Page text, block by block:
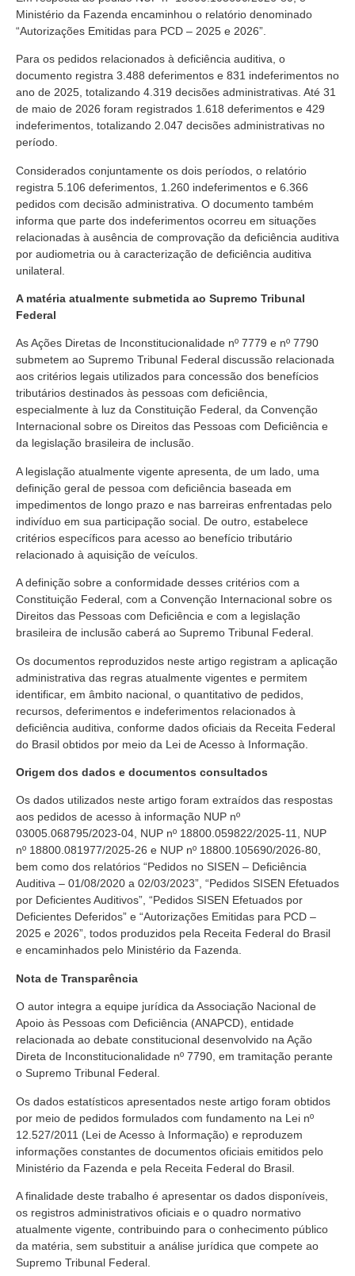
Ministério da Fazenda encaminhou o relatório denominado
“Autorizações Emitidas para PCD – 2025 e 2026”.
Para os pedidos relacionados à deficiência auditiva, o
documento registra 3.488 deferimentos e 831 indeferimentos no
ano de 2025, totalizando 4.319 decisões administrativas. Até 31
de maio de 2026 foram registrados 1.618 deferimentos e 429
indeferimentos, totalizando 2.047 decisões administrativas no
período.
Considerados conjuntamente os dois períodos, o relatório
registra 5.106 deferimentos, 1.260 indeferimentos e 6.366
pedidos com decisão administrativa. O documento também
informa que parte dos indeferimentos ocorreu em situações
relacionadas à ausência de comprovação da deficiência auditiva
por audiometria ou à caracterização de deficiência auditiva
unilateral.
A matéria atualmente submetida ao Supremo Tribunal
Federal
As Ações Diretas de Inconstitucionalidade nº 7779 e nº 7790
submetem ao Supremo Tribunal Federal discussão relacionada
aos critérios legais utilizados para concessão dos benefícios
tributários destinados às pessoas com deficiência,
especialmente à luz da Constituição Federal, da Convenção
Internacional sobre os Direitos das Pessoas com Deficiência e
da legislação brasileira de inclusão.
A legislação atualmente vigente apresenta, de um lado, uma
definição geral de pessoa com deficiência baseada em
impedimentos de longo prazo e nas barreiras enfrentadas pelo
indivíduo em sua participação social. De outro, estabelece
critérios específicos para acesso ao benefício tributário
relacionado à aquisição de veículos.
A definição sobre a conformidade desses critérios com a
Constituição Federal, com a Convenção Internacional sobre os
Direitos das Pessoas com Deficiência e com a legislação
brasileira de inclusão caberá ao Supremo Tribunal Federal.
Os documentos reproduzidos neste artigo registram a aplicação
administrativa das regras atualmente vigentes e permitem
identificar, em âmbito nacional, o quantitativo de pedidos,
recursos, deferimentos e indeferimentos relacionados à
deficiência auditiva, conforme dados oficiais da Receita Federal
do Brasil obtidos por meio da Lei de Acesso à Informação.
Origem dos dados e documentos consultados
Os dados utilizados neste artigo foram extraídos das respostas
aos pedidos de acesso à informação NUP nº
03005.068795/2023-04, NUP nº 18800.059822/2025-11, NUP
nº 18800.081977/2025-26 e NUP nº 18800.105690/2026-80,
bem como dos relatórios “Pedidos no SISEN – Deficiência
Auditiva – 01/08/2020 a 02/03/2023”, “Pedidos SISEN Efetuados
por Deficientes Auditivos”, “Pedidos SISEN Efetuados por
Deficientes Deferidos” e “Autorizações Emitidas para PCD –
2025 e 2026”, todos produzidos pela Receita Federal do Brasil
e encaminhados pelo Ministério da Fazenda.
Nota de Transparência
O autor integra a equipe jurídica da Associação Nacional de
Apoio às Pessoas com Deficiência (ANAPCD), entidade
relacionada ao debate constitucional desenvolvido na Ação
Direta de Inconstitucionalidade nº 7790, em tramitação perante
o Supremo Tribunal Federal.
Os dados estatísticos apresentados neste artigo foram obtidos
por meio de pedidos formulados com fundamento na Lei nº
12.527/2011 (Lei de Acesso à Informação) e reproduzem
informações constantes de documentos oficiais emitidos pelo
Ministério da Fazenda e pela Receita Federal do Brasil.
A finalidade deste trabalho é apresentar os dados disponíveis,
os registros administrativos oficiais e o quadro normativo
atualmente vigente, contribuindo para o conhecimento público
da matéria, sem substituir a análise jurídica que compete ao
Supremo Tribunal Federal.